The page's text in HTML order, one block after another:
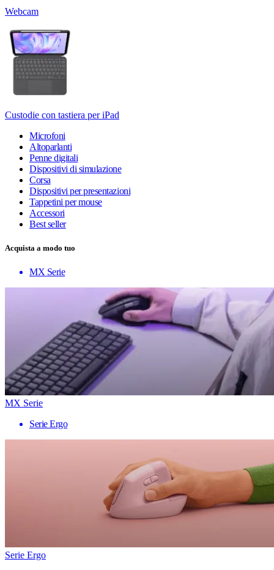
Webcam
Custodie con tastiera per iPad
Microfoni
Altoparlanti
Penne digitali
Dispositivi di simulazione
Corsa
Dispositivi per presentazioni
Tappetini per mouse
Accessori
Best seller
Acquista a modo tuo
MX Serie
MX Serie
Serie Ergo
Serie Ergo